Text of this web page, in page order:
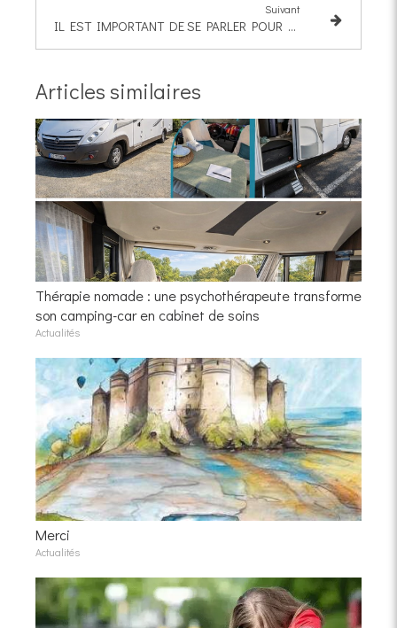
Suivant
IL EST IMPORTANT DE SE PARLER POUR MIEUX S'ENTENDRE
Articles similaires
Thérapie nomade : une psychothérapeute transforme
son camping-car en cabinet de soins
Actualités
Merci
Actualités